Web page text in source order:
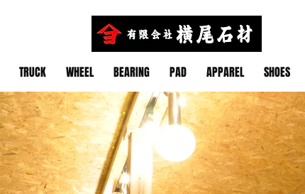
TRUCK WHEEL BEARING PAD APPAREL SHOES